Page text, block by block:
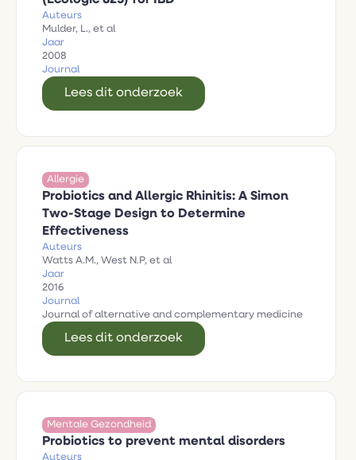
Auteurs
Mulder, L., et al
Jaar
2008
Journal
Lees dit onderzoek
Allergie
Probiotics and Allergic Rhinitis: A Simon
Two-Stage Design to Determine
Effectiveness
Auteurs
Watts A.M., West N.P, et al
Jaar
2016
Journal
Journal of alternative and complementary medicine
Lees dit onderzoek
Mentale Gezondheid
Probiotics to prevent mental disorders
Auteurs